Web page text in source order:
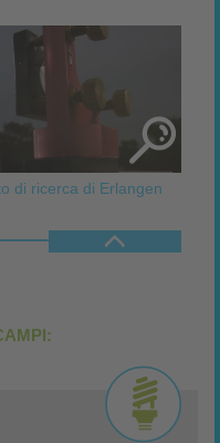
di ricerca di Erlangen